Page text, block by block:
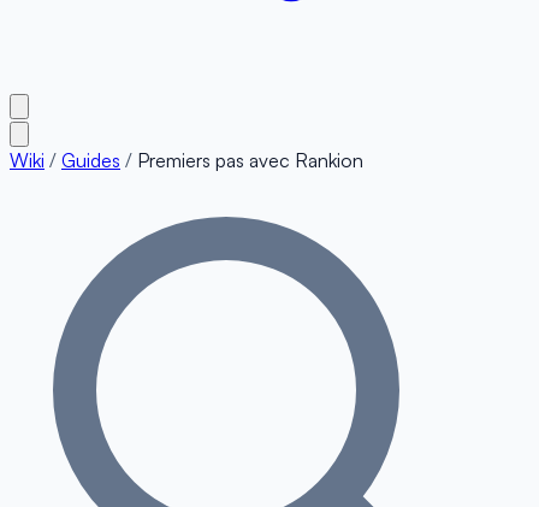
Wiki / Guides / Premiers pas avec Rankion